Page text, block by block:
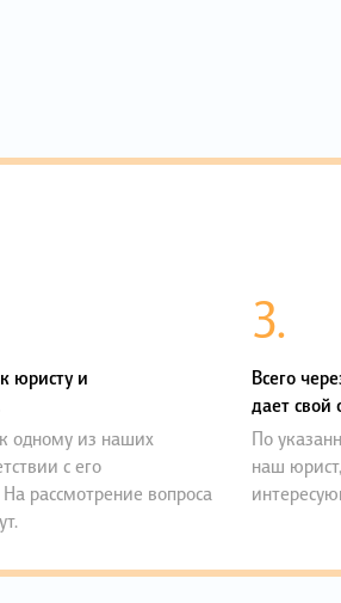
юристу и
одному из наших
с его
рассмотрение вопроса
3.
Всего
дает свой
По
наш